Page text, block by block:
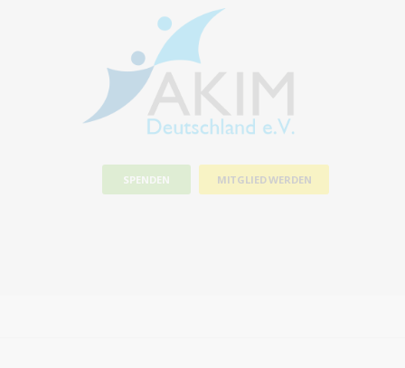
SPENDEN MITGLIED WERDEN